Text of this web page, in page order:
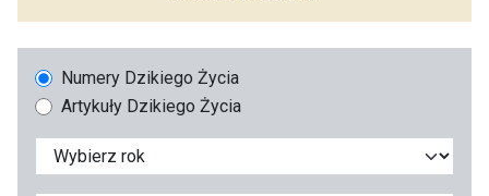
Numery Dzikiego Życia
Artykuły Dzikiego Życia